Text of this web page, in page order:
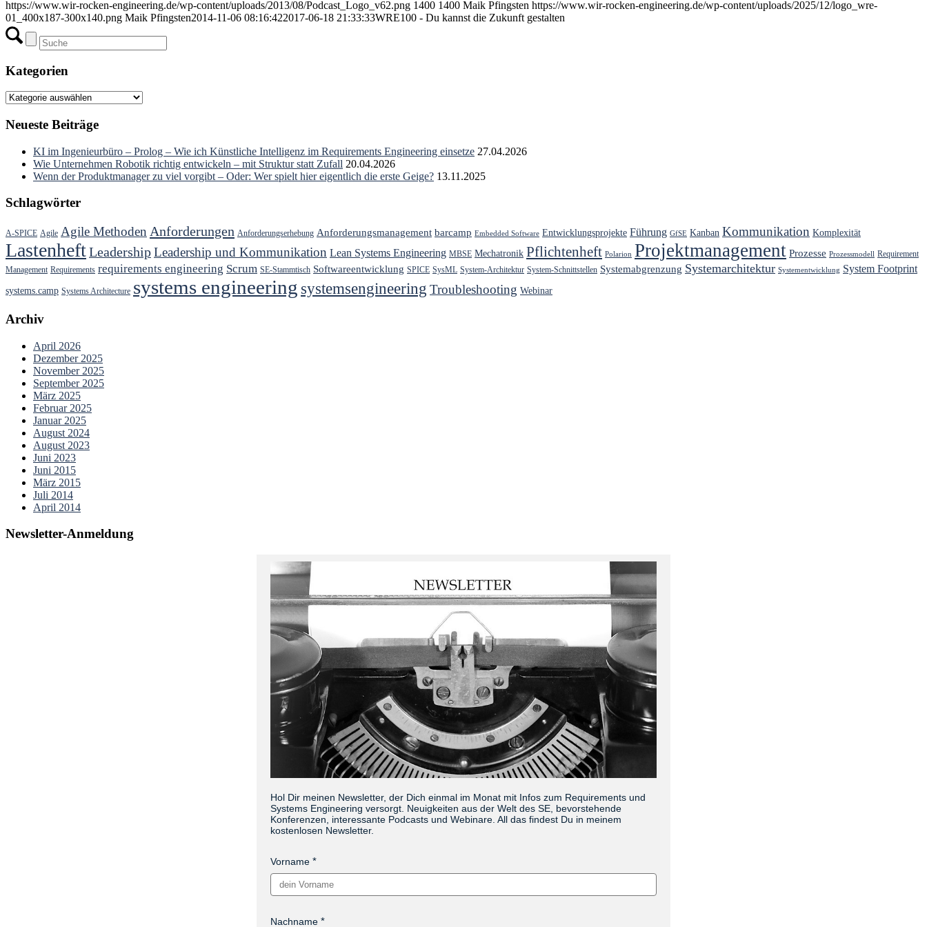
https://www.wir-rocken-engineering.de/wp-content/uploads/2013/08/Podcast_Logo_v62.png 1400 1400 Maik Pfingsten https://www.wir-rocken-engineering.de/wp-content/uploads/2025/12/logo_wre-
01_400x187-300x140.png Maik Pfingsten2014-11-06 08:16:422017-06-18 21:33:33WRE100 - Du kannst die Zukunft gestalten
Kategorien
Kategorien
Neueste Beiträge
KI im Ingenieurbüro – Prolog – Wie ich Künstliche Intelligenz im Requirements Engineering einsetze 27.04.2026
Wie Unternehmen Robotik richtig entwickeln – mit Struktur statt Zufall 20.04.2026
Wenn der Produktmanager zu viel vorgibt – Oder: Wer spielt hier eigentlich die erste Geige? 13.11.2025
Schlagwörter
A-SPICE Agile Agile Methoden Anforderungen Anforderungserhebung Anforderungsmanagement barcamp Embedded Software Entwicklungsprojekte Führung GfSE Kanban Kommunikation Komplexität
LastenheftLeadershipLeadership und Kommunikation Lean Systems Engineering MBSE Mechatronik Pflichtenheft Polarion Projektmanagement Prozesse Prozessmodell Requirement
Management Requirements requirements engineering Scrum SE-Stammtisch Softwareentwicklung SPICE SysML System-Architektur System-Schnittstellen Systemabgrenzung Systemarchitektur Systementwicklung System Footprint
systems.camp Systems Architecture systems engineering systemsengineering Troubleshooting Webinar
Archiv
April 2026
Dezember 2025
November 2025
September 2025
März 2025
Februar 2025
Januar 2025
August 2024
August 2023
Juni 2023
Juni 2015
März 2015
Juli 2014
April 2014
Newsletter-Anmeldung
Hol Dir meinen Newsletter, der Dich einmal im Monat mit Infos zum Requirements und
Systems Engineering versorgt. Neuigkeiten aus der Welt des SE, bevorstehende
Konferenzen, interessante Podcasts und Webinare. All das findest Du in meinem
kostenlosen Newsletter.
Vorname
Nachname